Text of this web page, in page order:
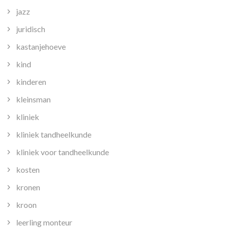
jazz
juridisch
kastanjehoeve
kind
kinderen
kleinsman
kliniek
kliniek tandheelkunde
kliniek voor tandheelkunde
kosten
kronen
kroon
leerling monteur